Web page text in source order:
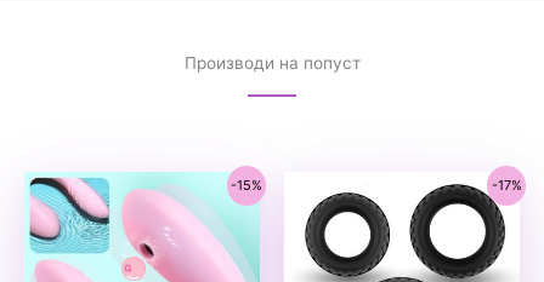
Производи на попуст
-15% -17%